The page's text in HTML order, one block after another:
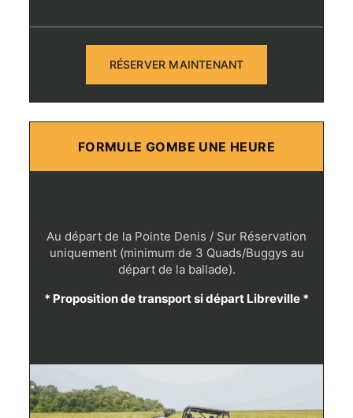
RÉSERVER MAINTENANT
FORMULE GOMBE UNE HEURE
Au départ de la Pointe Denis / Sur Réservation
uniquement (minimum de 3 Quads/Buggys au
départ de la ballade).
* Proposition de transport si départ Libreville *